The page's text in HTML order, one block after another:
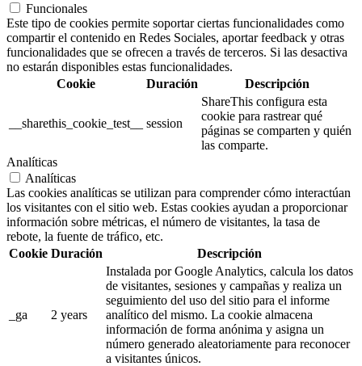
Funcionales
Este tipo de cookies permite soportar ciertas funcionalidades como
compartir el contenido en Redes Sociales, aportar feedback y otras
funcionalidades que se ofrecen a través de terceros. Si las desactiva
no estarán disponibles estas funcionalidades.
Cookie
Duración Descripción
__sharethis_cookie_test__ session
ShareThis configura esta
cookie para rastrear qué
páginas se comparten y quién
las comparte.
Analíticas
Analíticas
Las cookies analíticas se utilizan para comprender cómo interactúan
los visitantes con el sitio web. Estas cookies ayudan a proporcionar
información sobre métricas, el número de visitantes, la tasa de
rebote, la fuente de tráfico, etc.
Cookie Duración Descripción
_ga 2 years
Instalada por Google Analytics, calcula los datos
de visitantes, sesiones y campañas y realiza un
seguimiento del uso del sitio para el informe
analítico del mismo. La cookie almacena
información de forma anónima y asigna un
número generado aleatoriamente para reconocer
a visitantes únicos.